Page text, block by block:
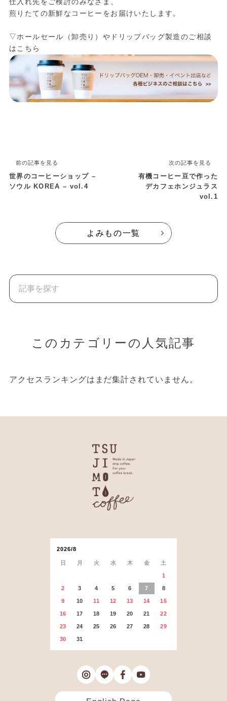
煎りたての新鮮なコーヒーをお届けいたします。
▽ホールセール（卸売り）やドリップバッグ製造のご相談
はこちら
前の記事を見る
世界のコーヒーショップ –
ソウル KOREA – vol.4
よみもの一覧
次の記事を見る
有機コーヒー豆で作った
デカフェホンジュラス
vol.1
このカテゴリーの人気記事
アクセスランキングはまだ集計されていません。
2026/8
日 月 火 水 木 金 土
1
2 3 4 5 6 7 8
9 10 11 12 13 14 15
16 17 18 19 20 21 22
23 24 25 26 27 28 29
30 31